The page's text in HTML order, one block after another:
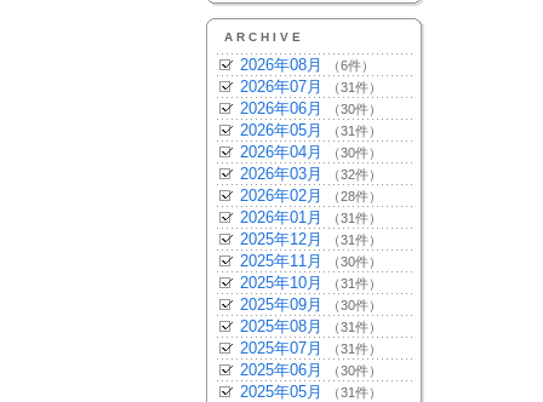
ARCHIVE
2026年08月 （6件）
2026年07月 （31件）
2026年06月 （30件）
2026年05月 （31件）
2026年04月 （30件）
2026年03月 （32件）
2026年02月 （28件）
2026年01月 （31件）
2025年12月 （31件）
2025年11月 （30件）
2025年10月 （31件）
2025年09月 （30件）
2025年08月 （31件）
2025年07月 （31件）
2025年06月 （30件）
2025年05月 （31件）